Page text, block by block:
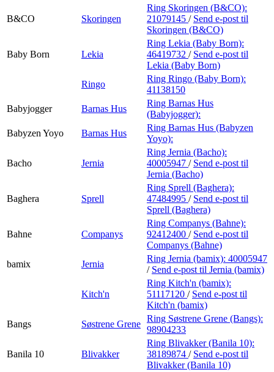
B&CO Skoringen
Ring Skoringen (B&CO):
21079145 / Send e-post til
Skoringen (B&CO)
Baby Born Lekia
Ring Lekia (Baby Born):
46419732 / Send e-post til
Lekia (Baby Born)
Ringo
Ring Ringo (Baby Born):
41138150
Babyjogger
Barnas Hus
Ring Barnas Hus
(Babyjogger):
Babyzen Yoyo
Barnas Hus
Ring Barnas Hus (Babyzen
Yoyo):
Bacho Jernia
Ring Jernia (Bacho):
40005947 / Send e-post til
Jernia (Bacho)
Baghera Sprell
Ring Sprell (Baghera):
47484995 / Send e-post til
Sprell (Baghera)
Bahne Companys
Ring Companys (Bahne):
92412400 / Send e-post til
Companys (Bahne)
bamix
Jernia
Ring Jernia (bamix): 40005947
/ Send e-post til Jernia (bamix)
Kitch'n
Ring Kitch'n (bamix):
51117120 / Send e-post til
Kitch'n (bamix)
Bangs
Søstrene Grene
Ring Søstrene Grene (Bangs):
98904233
Banila 10 Blivakker
Ring Blivakker (Banila 10):
38189874 / Send e-post til
Blivakker (Banila 10)